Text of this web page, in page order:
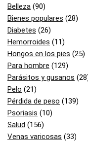
Belleza (90)
Bienes populares (28)
Diabetes (26)
Hemorroides (11)
Hongos en los pies (25)
Para hombre (129)
Parásitos y gusanos
Pelo (21)
Pérdida de peso (139)
Psoriasis (10)
Salud (156)
Venas varicosas (33)